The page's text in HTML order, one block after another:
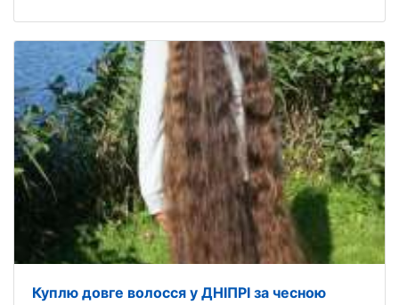
Куплю довге волосся у ДНІПРІ за чесною